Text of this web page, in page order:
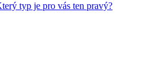
typ je pro vás ten pravý?